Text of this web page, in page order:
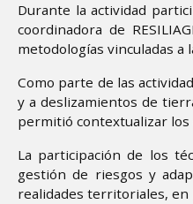
Durante la actividad
coordinadora de
metodologías vinculadas a
Como parte de las
y a deslizamientos de
permitió contextualizar
La participación de los
gestión de riesgos y
realidades territoriales, en